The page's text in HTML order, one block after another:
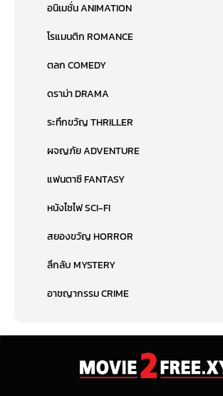
อนิเมชั่น ANIMATION
โรแมนติก ROMANCE
ตลก COMEDY
ดราม่า DRAMA
ระทึกขวัญ THRILLER
ผจญภัย ADVENTURE
แฟนตาซี FANTASY
หนังไซไฟ SCI-FI
สยองขวัญ HORROR
ลึกลับ MYSTERY
อาชญากรรม CRIME